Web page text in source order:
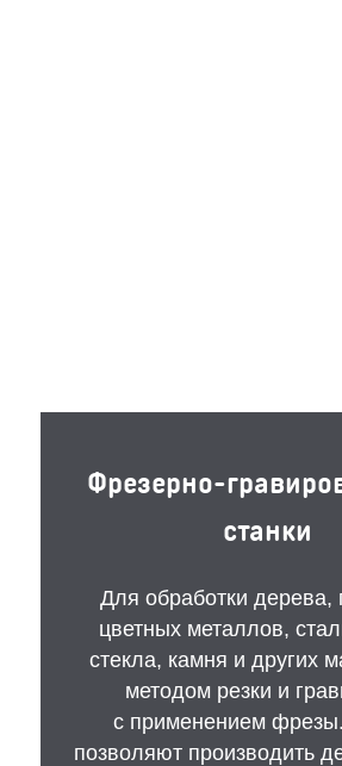
Фрезерно-
станки
Для обработки дерева,
цветных металлов,
стекла, камня и других
методом резки и
с применением
позволяют производить